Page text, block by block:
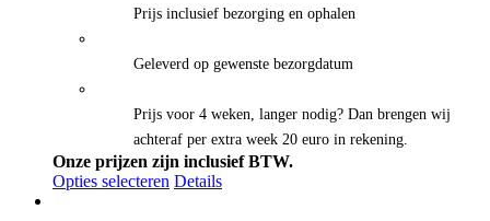
Prijs inclusief bezorging en ophalen
Geleverd op gewenste bezorgdatum
Prijs voor 4 weken, langer nodig? Dan brengen wij
achteraf per extra week 20 euro in rekening.
Onze prijzen zijn inclusief BTW.
Opties selecteren Details